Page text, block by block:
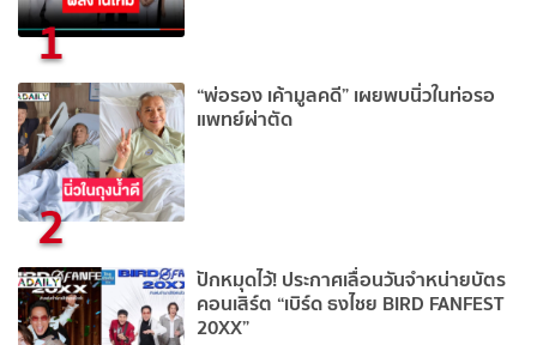
1
2
“พ่อรอง เค้ามูลคดี” เผยพบนิ่วในท่อรอ
แพทย์ผ่าตัด
ปักหมุดไว้! ประกาศเลื่อนวันจำหน่ายบัตร
คอนเสิร์ต “เบิร์ด ธงไชย BIRD FANFEST
20XX”